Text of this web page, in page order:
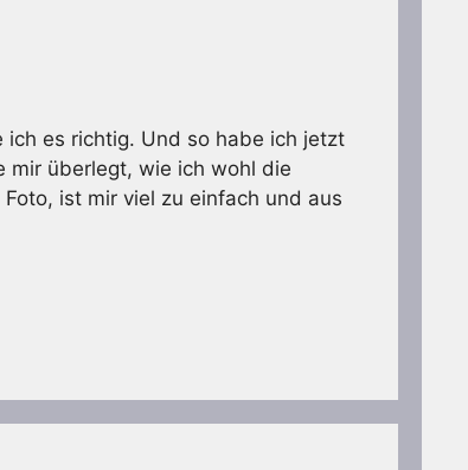
es richtig. Und so habe ich jetzt
mir überlegt, wie ich wohl die
ist mir viel zu einfach und aus